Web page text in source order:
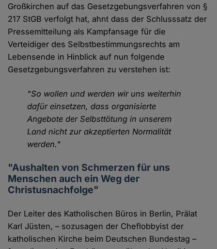
Großkirchen auf das Gesetzgebungsverfahren von §
217 StGB verfolgt hat, ahnt dass der Schlusssatz der
Pressemitteilung als Kampfansage für die
Verteidiger des Selbstbestimmungsrechts am
Lebensende in Hinblick auf nun folgende
Gesetzgebungsverfahren zu verstehen ist:
"So wollen und werden wir uns weiterhin
dafür einsetzen, dass organisierte
Angebote der Selbsttötung in unserem
Land nicht zur akzeptierten Normalität
werden."
"Aushalten von Schmerzen für uns
Menschen auch ein Weg der
Christusnachfolge"
Der Leiter des Katholischen Büros in Berlin, Prälat
Karl Jüsten, – sozusagen der Cheflobbyist der
katholischen Kirche beim Deutschen Bundestag –